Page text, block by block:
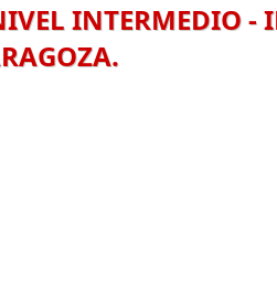
INTERMEDIO -